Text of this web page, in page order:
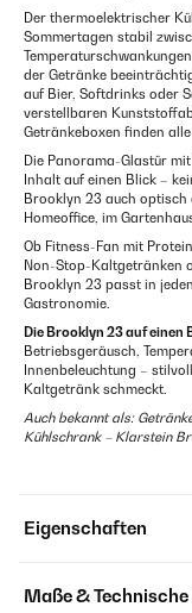
Der thermoelektrischer
Sommertagen stabil
der Getränke
auf Bier, Softdrinks oder
verstellbaren
Getränkeboxen finden
Die Panorama-Glastür
Inhalt auf einen Blick –
Brooklyn 23 auch optisch
Homeoffice, im
Ob Fitness-Fan mit
Non-Stop-Kaltgetränken
Brooklyn 23 passt in
Gastronomie.
Die Brooklyn 23 auf einen
Betriebsgeräusch,
Innenbeleuchtung –
Kaltgetränk schmeckt.
Auch bekannt als:
Kühlschrank – Klarstein
Eigenschaften
Maße &